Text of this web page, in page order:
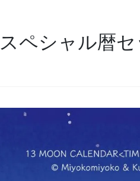
ペシャル暦